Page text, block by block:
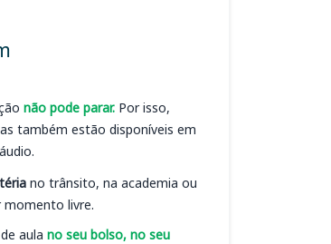
não pode parar. Por isso,
também estão disponíveis em
no trânsito, na academia ou
momento livre.
aula no seu bolso, no seu